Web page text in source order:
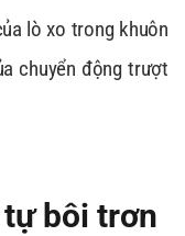
lò xo trong khuôn
chuyển động trượt
bôi trơn